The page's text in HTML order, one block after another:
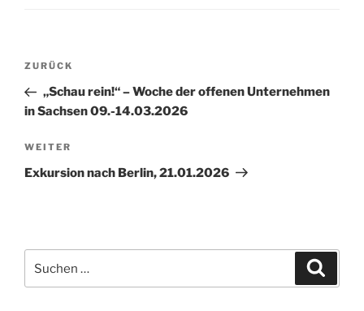
Beitragsnavigation
Vorheriger
Beitrag
ZURÜCK
„Schau rein!“ – Woche der offenen Unternehmen
in Sachsen 09.-14.03.2026
Nächster
Beitrag
WEITER
Exkursion nach Berlin, 21.01.2026
nach: